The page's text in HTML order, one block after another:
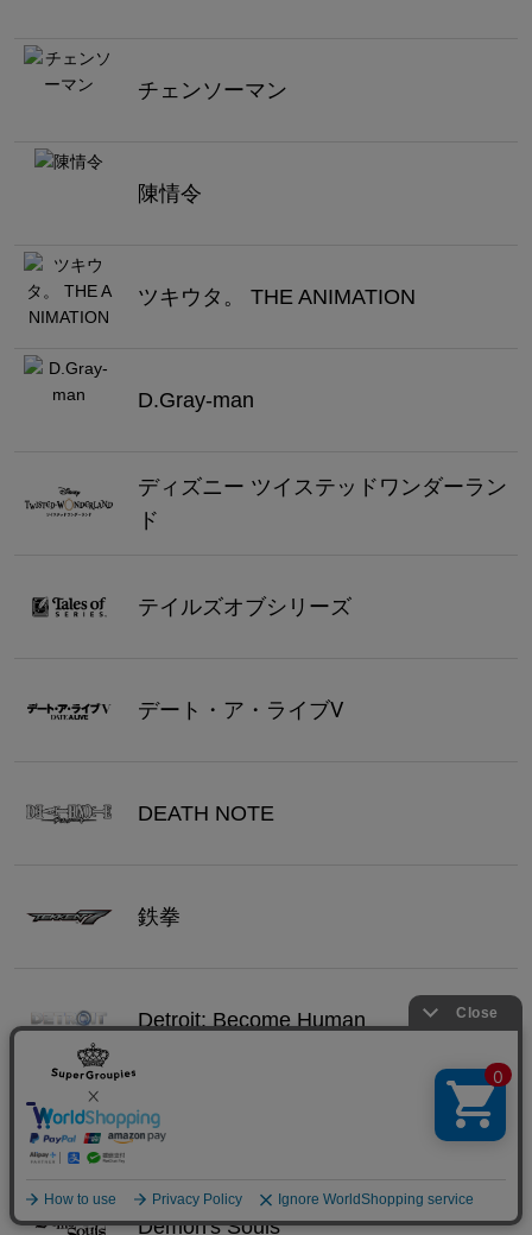
チェンソーマン
陳情令
ツキウタ。 THE ANIMATION
D.Gray-man
ディズニー ツイステッドワンダーラン
ド
テイルズオブシリーズ
デート・ア・ライブⅤ
DEATH NOTE
鉄拳
Detroit: Become Human
「Devil May Cry」シリーズ
Demon's Souls